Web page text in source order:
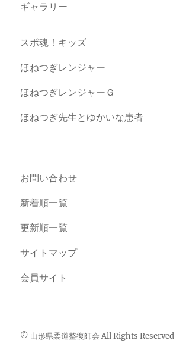
ギャラリー
スポ魂！キッズ
ほねつぎレンジャー
ほねつぎレンジャーＧ
ほねつぎ先生とゆかいな患者
お問い合わせ
新着順一覧
更新順一覧
サイトマップ
会員サイト
© 山形県柔道整復師会 All Rights Reserved